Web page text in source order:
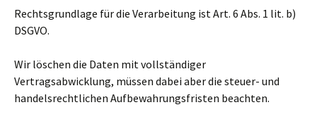
Rechtsgrundlage für die Verarbeitung ist Art. 6 Abs. 1 lit. b)
DSGVO.
Wir löschen die Daten mit vollständiger
Vertragsabwicklung, müssen dabei aber die steuer- und
handelsrechtlichen Aufbewahrungsfristen beachten.